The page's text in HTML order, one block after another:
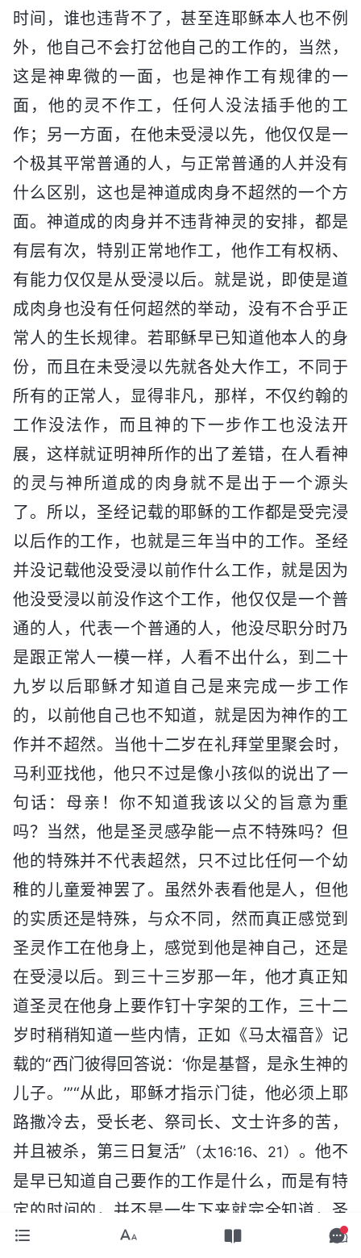
时间，谁也违背不了，甚至连耶稣本人也不例
外，他自己不会打岔他自己的工作的，当然，
这是神卑微的一面，也是神作工有规律的一
面，他的灵不作工，任何人没法插手他的工
作；另一方面，在他未受浸以先，他仅仅是一
个极其平常普通的人，与正常普通的人并没有
什么区别，这也是神道成肉身不超然的一个方
面。神道成的肉身并不违背神灵的安排，都是
有层有次，特别正常地作工，他作工有权柄、
有能力仅仅是从受浸以后。就是说，即使是道
成肉身也没有任何超然的举动，没有不合乎正
常人的生长规律。若耶稣早已知道他本人的身
份，而且在未受浸以先就各处大作工，不同于
所有的正常人，显得非凡，那样，不仅约翰的
工作没法作，而且神的下一步作工也没法开
展，这样就证明神所作的出了差错，在人看神
的灵与神所道成的肉身就不是出于一个源头
了。所以，圣经记载的耶稣的工作都是受完浸
以后作的工作，也就是三年当中的工作。圣经
并没记载他没受浸以前作什么工作，就是因为
他没受浸以前没作这个工作，他仅仅是一个普
通的人，代表一个普通的人，他没尽职分时乃
是跟正常人一模一样，人看不出什么，到二十
九岁以后耶稣才知道自己是来完成一步工作
的，以前他自己也不知道，就是因为神作的工
作并不超然。当他十二岁在礼拜堂里聚会时，
马利亚找他，他只不过是像小孩似的说出了一
句话：母亲！你不知道我该以父的旨意为重
吗？当然，他是圣灵感孕能一点不特殊吗？但
他的特殊并不代表超然，只不过比任何一个幼
稚的儿童爱神罢了。虽然外表看他是人，但他
的实质还是特殊，与众不同，然而真正感觉到
圣灵作工在他身上，感觉到他是神自己，还是
在受浸以后。到三十三岁那一年，他才真正知
道圣灵在他身上要作钉十字架的工作，三十二
岁时稍稍知道一些内情，正如《马太福音》记
载的“西门彼得回答说：‘你是基督，是永生神的
儿子。’”“从此，耶稣才指示门徒，他必须上耶
路撒冷去，受长老、祭司长、文士许多的苦，
并且被杀，第三日复活” （太16:16、21） 。他不
是早已知道自己要作的工作是什么，而是有特
定的时间的，并不是一生下来就完全知道，圣
灵在他身上作工都是逐步的，是有过程的。如